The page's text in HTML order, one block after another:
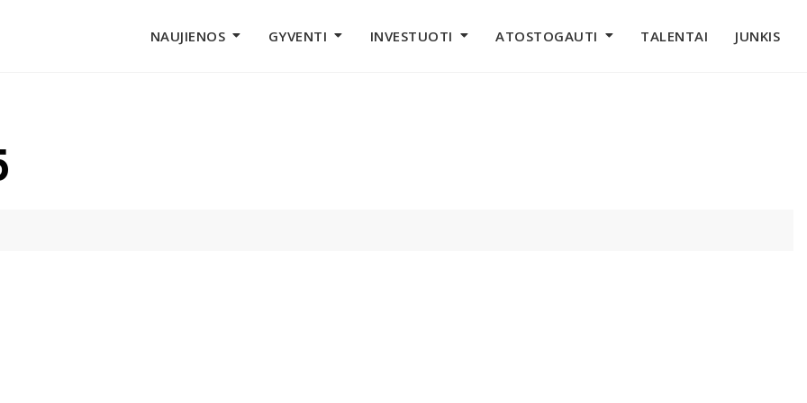
NAUJIENOS GYVENTI INVESTUOTI ATOSTOGAUTI TALENTAI JUNKIS